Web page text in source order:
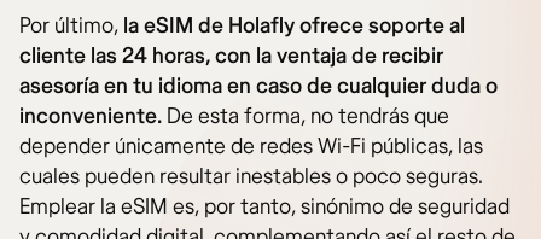
Por último, la eSIM de Holafly ofrece soporte al
cliente las 24 horas, con la ventaja de recibir
asesoría en tu idioma en caso de cualquier duda o
inconveniente. De esta forma, no tendrás que
depender únicamente de redes Wi-Fi públicas, las
cuales pueden resultar inestables o poco seguras.
Emplear la eSIM es, por tanto, sinónimo de seguridad